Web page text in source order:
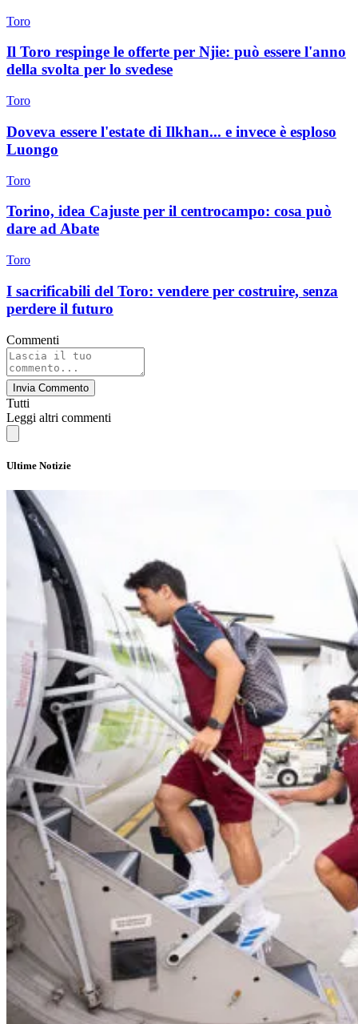
Toro
Il Toro respinge le offerte per Njie: può essere l'anno
della svolta per lo svedese
Toro
Doveva essere l'estate di Ilkhan... e invece è esploso
Luongo
Toro
Torino, idea Cajuste per il centrocampo: cosa può
dare ad Abate
Toro
I sacrificabili del Toro: vendere per costruire, senza
perdere il futuro
Commenti
Invia Commento
Tutti
Leggi altri commenti
Ultime Notizie